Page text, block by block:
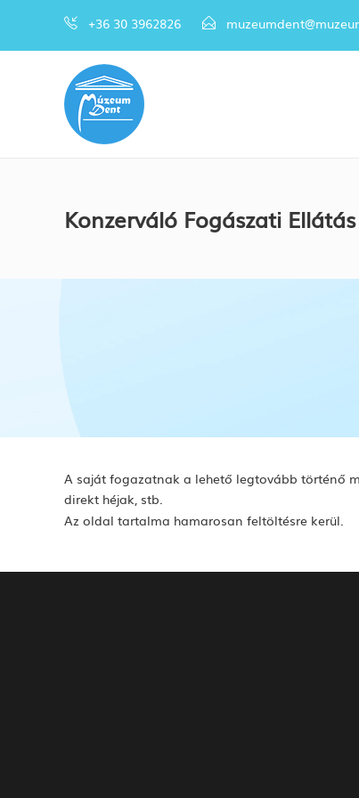
+36 30 3962826
Konzerváló Fogászati Ellátás
A saját fogazatnak a lehető legtovább történő
direkt héjak, stb.
Az oldal tartalma hamarosan feltöltésre kerül.